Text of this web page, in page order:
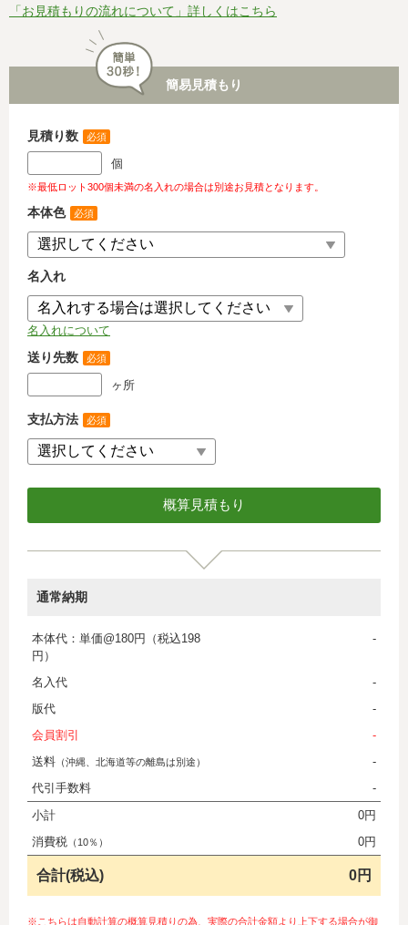
「お見積もりの流れについて」詳しくはこちら
簡易見積もり
見積り数 必須
個
※最低ロット300個未満の名入れの場合は別途お見積となります。
本体色 必須
名入れ
名入れについて
送り先数 必須
ヶ所
支払方法 必須
通常納期
本体代：単価@180円（税込198
円）
-
名入代
-
版代
-
会員割引
-
送料 （沖縄、北海道等の離島は別途）
-
代引手数料
-
小計
0円
消費税 （10％） 0円
合計(税込) 0円
※こちらは自動計算の概算見積りの為、実際の合計金額より上下する場合が御